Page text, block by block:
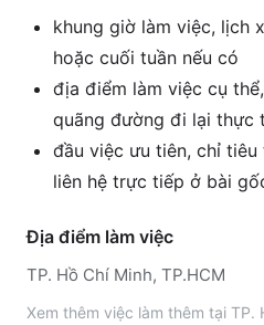
khung giờ làm việc, lịch
hoặc cuối tuần nếu có
địa điểm làm việc cụ
quãng đường đi lại thực
đầu việc ưu tiên, chỉ
liên hệ trực tiếp ở bài
Địa điểm làm việc
TP. Hồ Chí Minh, TP.HCM
Xem thêm việc làm thêm tại TP.